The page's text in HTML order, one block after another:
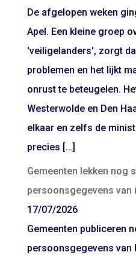
De afgelopen weken
Apel. Een kleine groep
'veiligelanders', zorgt
problemen en het lijkt
onrust te beteugelen.
Westerwolde en Den
elkaar en zelfs de
precies […]
Gemeenten lekken nog
persoonsgegevens
17/07/2026
Gemeenten publiceren
persoonsgegevens van